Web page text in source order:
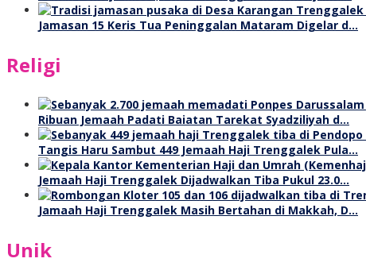
Jamasan 15 Keris Tua Peninggalan Mataram Digelar d…
Religi
Ribuan Jemaah Padati Baiatan Tarekat Syadziliyah d…
Tangis Haru Sambut 449 Jemaah Haji Trenggalek Pula…
Jemaah Haji Trenggalek Dijadwalkan Tiba Pukul 23.0…
Jamaah Haji Trenggalek Masih Bertahan di Makkah, D…
Unik